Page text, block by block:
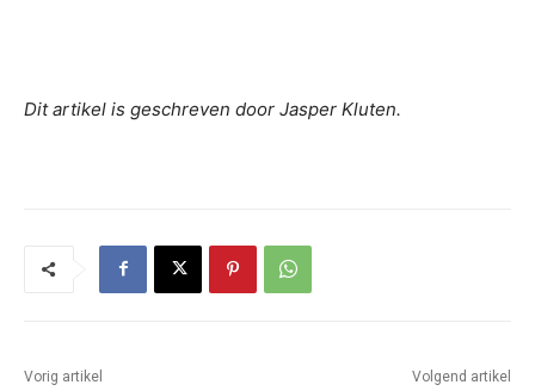
Dit artikel is geschreven door Jasper Kluten.
Vorig artikel Volgend artikel